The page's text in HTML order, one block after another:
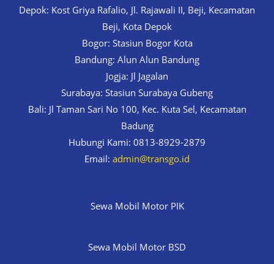
Depok: Kost Griya Rafalio, Jl. Rajawali II, Beji, Kecamatan
Beji, Kota Depok
Bogor: Stasiun Bogor Kota
Bandung: Alun Alun Bandung
Jogja: Jl Jagalan
Surabaya: Stasiun Surabaya Gubeng
Bali: Jl Taman Sari No 100, Kec. Kuta Sel, Kecamatan
Badung
Hubungi Kami: 0813-8929-2879
Email: admin@transgo.id
Sewa Mobil Motor PIK
Sewa Mobil Motor BSD